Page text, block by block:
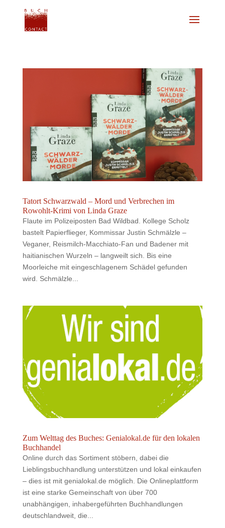
Tatort Schwarzwald – Mord und Verbrechen im
Rowohlt-Krimi von Linda Graze
Flaute im Polizeiposten Bad Wildbad. Kollege Scholz
bastelt Papierflieger, Kommissar Justin Schmälzle –
Veganer, Reismilch-Macchiato-Fan und Badener mit
haitianischen Wurzeln – langweilt sich. Bis eine
Moorleiche mit eingeschlagenem Schädel gefunden
wird. Schmälzle...
Zum Welttag des Buches: Genialokal.de für den lokalen
Buchhandel
Online durch das Sortiment stöbern, dabei die
Lieblingsbuchhandlung unterstützen und lokal einkaufen
– dies ist mit genialokal.de möglich. Die Onlineplattform
ist eine starke Gemeinschaft von über 700
unabhängigen, inhabergeführten Buchhandlungen
deutschlandweit, die...